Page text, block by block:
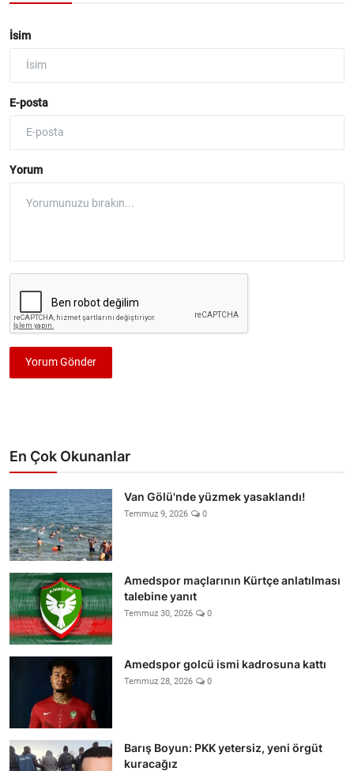
İsim
E-posta
Yorum
Yorum Gönder
En Çok Okunanlar
Van Gölü'nde yüzmek yasaklandı!
Temmuz 9, 2026 0
Amedspor maçlarının Kürtçe anlatılması
talebine yanıt
Temmuz 30, 2026 0
Amedspor golcü ismi kadrosuna kattı
Temmuz 28, 2026 0
Barış Boyun: PKK yetersiz, yeni örgüt
kuracağız